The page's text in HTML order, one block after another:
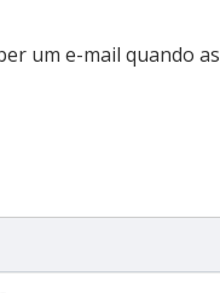
um e-mail quando